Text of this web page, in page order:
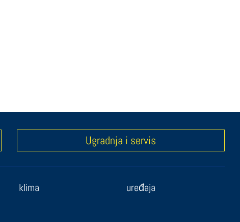
Ugradnja i servis
klima uređaja